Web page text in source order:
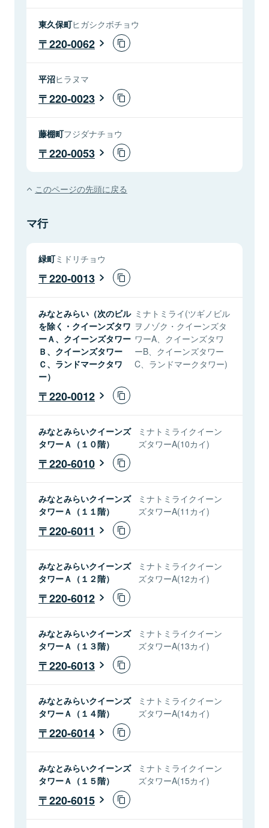
東久保町ヒガシクボチョウ
220-0062
平沼ヒラヌマ
220-0023
藤棚町フジダナチョウ
220-0053
このページの先頭に戻る
マ行
緑町ミドリチョウ
220-0013
みなとみらい（次のビル
を除く・クイーンズタワ
ーＡ、クイーンズタワー
Ｂ、クイーンズタワー
Ｃ、ランドマークタワ
ー）
ミナトミライ(ツギノビル
ヲノゾク・クイーンズタ
ワーA、クイーンズタワ
ーB、クイーンズタワー
C、ランドマークタワー)
220-0012
みなとみらいクイーンズ
タワーＡ（１０階）
ミナトミライクイーン
ズタワーA(10カイ)
220-6010
みなとみらいクイーンズ
タワーＡ（１１階）
ミナトミライクイーン
ズタワーA(11カイ)
220-6011
みなとみらいクイーンズ
タワーＡ（１２階）
ミナトミライクイーン
ズタワーA(12カイ)
220-6012
みなとみらいクイーンズ
タワーＡ（１３階）
ミナトミライクイーン
ズタワーA(13カイ)
220-6013
みなとみらいクイーンズ
タワーＡ（１４階）
ミナトミライクイーン
ズタワーA(14カイ)
220-6014
みなとみらいクイーンズ
タワーＡ（１５階）
ミナトミライクイーン
ズタワーA(15カイ)
220-6015